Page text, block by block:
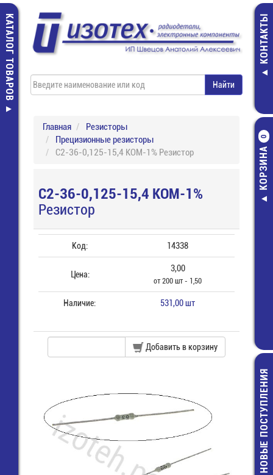
КАТАЛОГ ТОВАРОВ КОНТАКТЫ
КОРЗИНА
0
МКА-10110
Геркон
НОВЫЕ ПОСТУПЛЕНИЯ
Главная
Резисторы
Прецизионные резисторы
С2-36-0,125-15,4 КОМ-1% Резистор
С2-36-0,125-15,4 КОМ-1%
Резистор
Код: 14338
Цена:
3,00
от 200 шт - 1,50
Наличие: 531,00 шт
Добавить в корзину